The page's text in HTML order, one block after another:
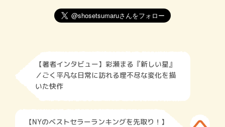
【著者インタビュー】彩瀬まる『新しい星』
／ごく平凡な日常に訪れる理不尽な変化を描
いた快作
【NYのベストセラーランキングを先取り！】